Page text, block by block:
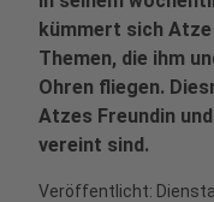
kümmert sich
Themen, die ihm
Ohren fliegen.
Atzes Freundin
vereint sind.
Veröffentlicht: